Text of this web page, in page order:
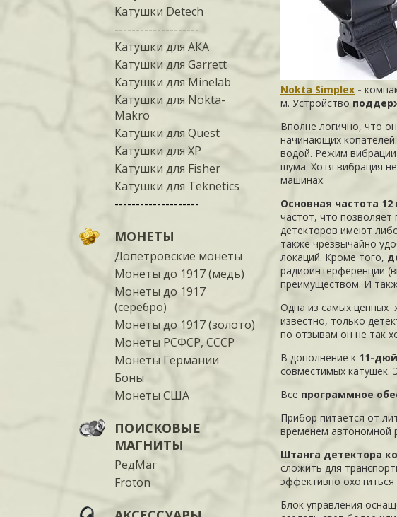
Катушки Detech
--------------------
Катушки для АКА
Катушки для Garrett
Катушки для Minelab
Катушки для Nokta-
Makro
Катушки для Quest
Катушки для XP
Катушки для Fisher
Катушки для Teknetics
--------------------
МОНЕТЫ
Допетровские монеты
Монеты до 1917 (медь)
Монеты до 1917
(серебро)
Монеты до 1917 (золото)
Монеты РСФСР, СССР
Монеты Германии
Боны
Монеты США
ПОИСКОВЫЕ
МАГНИТЫ
РедМаг
Froton
Nokta Simplex -
м. Устройство
Вполне логично, что он
начинающих
водой. Режим вибрации
шума. Хотя вибрация
машинах.
Основная частота 12
частот, что
детекторов имеют
также чрезвычайно
локаций. Кроме того,
радиоинтерференции
преимуществом. И
Одна из самых ценных
известно, только
по отзывам он не так
В дополнение к 11-
совместимых катушек.
Все программное
Прибор питается от
временем автономной
Штанга детектора
сложить для
эффективно
Блок управления